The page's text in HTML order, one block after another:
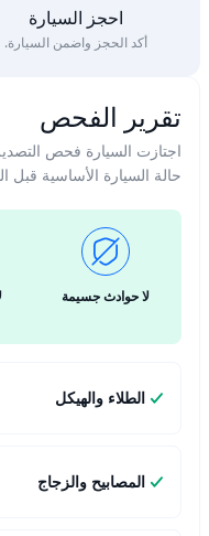
احجز السيارة
أكد الحجز واضمن السيارة.
تقرير الفحص
اجتازت السيارة فحص
حالة السيارة الأساسية قبل
لا حوادث جسيمة
الطلاء والهيكل
المصابيح والزجاج